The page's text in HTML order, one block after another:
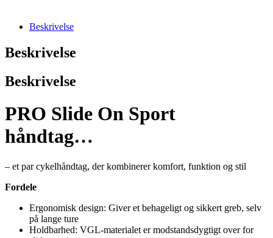
Beskrivelse
Beskrivelse
Beskrivelse
PRO Slide On Sport
håndtag…
– et par cykelhåndtag, der kombinerer komfort, funktion og stil
Fordele
Ergonomisk design: Giver et behageligt og sikkert greb, selv
på lange ture
Holdbarhed: VGL-materialet er modstandsdygtigt over for